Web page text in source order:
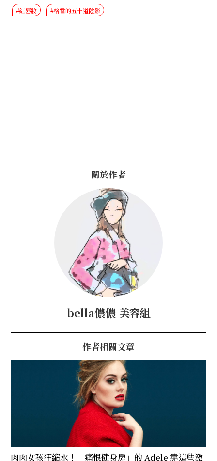
#紅唇妝 #格雷的五十道陰影
關於作者
bella儂儂 美容組
作者相關文章
肉肉女孩狂縮水！「痛恨健身房」的 Adele 靠這些激